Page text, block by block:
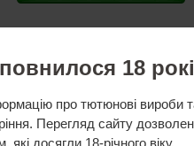
18
про тютюнові вироби
Перегляд сайту
досягли 18-річного віку.